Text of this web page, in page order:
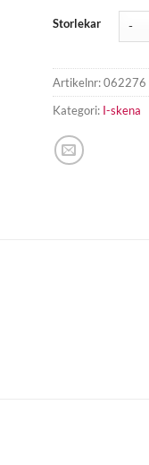
Storlekar
Artikelnr:062276
Kategori: I-skena